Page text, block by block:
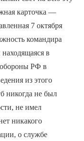
карточка —
7 октября
командира
в
РФ в
из этого
никогда не был
не имел
никакого
о службе